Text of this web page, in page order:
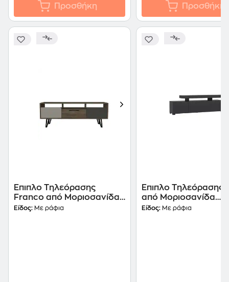
Προσθήκη Προσθήκη
Έπιπλο Τηλεόρασης
Franco από Μοριοσανίδα
150x35x55.6cm - Γκρι/
Είδος: Με ράφια
Έπιπλο Τηλεόρασης
από Μοριοσανίδα
192x37x53 cm -
Είδος: Με ράφια